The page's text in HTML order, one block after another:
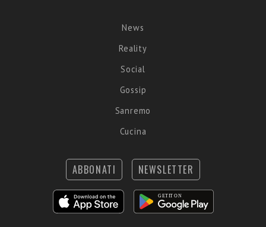
News
Reality
Social
Gossip
Sanremo
Cucina
ABBONATI NEWSLETTER